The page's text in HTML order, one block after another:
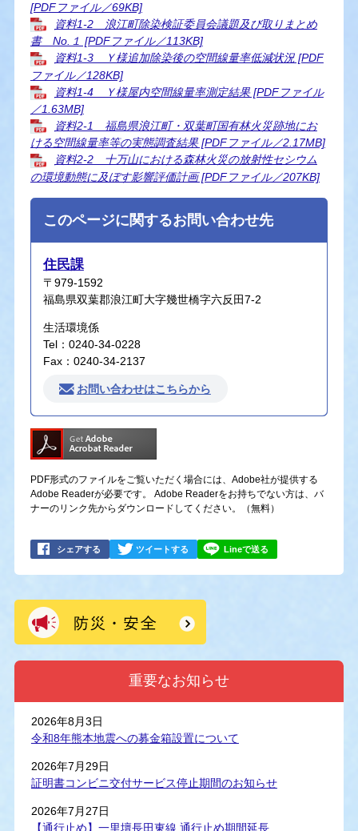
[PDFファイル／69KB]
資料1-2 浪江町除染検証委員会議題及び取りまとめ
書 No.１ [PDFファイル／113KB]
資料1-3 Ｙ様追加除染後の空間線量率低減状況 [PDF
ファイル／128KB]
資料1-4 Ｙ様屋内空間線量率測定結果 [PDFファイル
／1.63MB]
資料2-1 福島県浪江町・双葉町国有林火災跡地にお
ける空間線量率等の実態調査結果 [PDFファイル／2.17MB]
資料2-2 十万山における森林火災の放射性セシウム
の環境動態に及ぼす影響評価計画 [PDFファイル／207KB]
このページに関するお問い合わせ先
住民課
〒979-1592
福島県双葉郡浪江町大字幾世橋字六反田7-2
生活環境係
Tel：0240-34-0228
Fax：0240-34-2137
お問い合わせはこちらから
PDF形式のファイルをご覧いただく場合には、Adobe社が提供する
Adobe Readerが必要です。
Adobe Readerをお持ちでない方は、バ
ナーのリンク先からダウンロードしてください。（無料）
シェアする ツイートする Lineで送る
重要なお知らせ
2026年8月3日
令和8年熊本地震への募金箱設置について
2026年7月29日
証明書コンビニ交付サービス停止期間のお知らせ
2026年7月27日
【通行止め】一里壇長田東線 通行止め期間延長